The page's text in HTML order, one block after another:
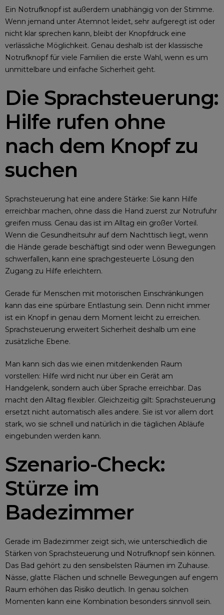
Ein Notrufknopf ist außerdem unabhängig von der Stimme.
Wenn jemand unter Atemnot leidet, sehr aufgeregt ist oder
nicht klar sprechen kann, bleibt der Knopfdruck eine
verlässliche Möglichkeit. Genau deshalb ist der klassische
Notrufknopf für viele Familien die erste Wahl, wenn es um
unmittelbare und einfache Sicherheit geht.
Die Sprachsteuerung:
Hilfe rufen ohne
nach dem Knopf zu
suchen
Sprachsteuerung hat eine andere Stärke: Sie kann Hilfe
erreichbar machen, ohne dass die Hand zuerst zur Notrufuhr
greifen muss. Genau das ist im Alltag ein großer Vorteil.
Wenn die Gesundheitsuhr auf dem Nachttisch liegt, wenn
die Hände gerade beschäftigt sind oder wenn Bewegungen
schwerfallen, kann eine sprachgesteuerte Lösung den
Zugang zu Hilfe erleichtern.
Gerade für Menschen mit motorischen Einschränkungen
kann das eine spürbare Entlastung sein. Denn nicht immer
ist ein Knopf in genau dem Moment leicht zu erreichen.
Sprachsteuerung erweitert Sicherheit deshalb um eine
zusätzliche Ebene.
Man kann sich das wie einen mitdenkenden Raum
vorstellen: Hilfe wird nicht nur über ein Gerät am
Handgelenk, sondern auch über Sprache erreichbar. Das
macht den Alltag flexibler. Gleichzeitig gilt: Sprachsteuerung
ersetzt nicht automatisch alles andere. Sie ist vor allem dort
stark, wo sie schnell und natürlich in die täglichen Abläufe
eingebunden werden kann.
Szenario-Check:
Stürze im
Badezimmer
Gerade im Badezimmer zeigt sich, wie unterschiedlich die
Stärken von Sprachsteuerung und Notrufknopf sein können.
Das Bad gehört zu den sensibelsten Räumen im Zuhause.
Nässe, glatte Flächen und schnelle Bewegungen auf engem
Raum erhöhen das Risiko deutlich. In genau solchen
Momenten kann eine Kombination besonders sinnvoll sein.